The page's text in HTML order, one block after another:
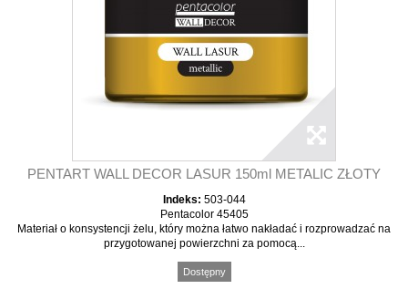
PENTART WALL DECOR LASUR 150ml METALIC ZŁOTY
Indeks: 503-044
Pentacolor 45405
Materiał o konsystencji żelu, który można łatwo nakładać i rozprowadzać na
przygotowanej powierzchni za pomocą...
Dostępny